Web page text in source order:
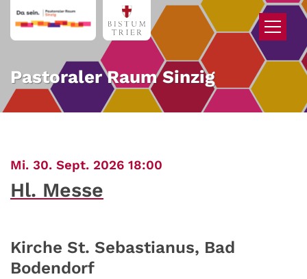
Zum Inhalt springen
Pastoraler Raum Sinzig
Mi. 30. Sept. 2026 18:00
Hl. Messe
Kirche St. Sebastianus, Bad
Bodendorf